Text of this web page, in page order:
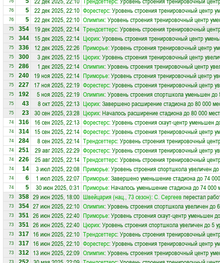
76
76 5 22 дек 2025, 22:10 Форестерс: Уровень строения тренировочный центр
76 5 22 дек 2025, 22:10 Олимпик: Уровень строения тренировочный центр
75 354 19 дек 2025, 22:14 Трендсеттерс: Уровень строения тренировочный
75 344 15 дек 2025, 22:14 Цюрих: Уровень строения тренировочный центр
75 336 12 дек 2025, 22:26 Приморье: Уровень строения тренировочный центр
75 300 3 дек 2025, 22:15 Цюрих: Уровень строения тренировочный центр
75 286 1 дек 2025, 22:14 Олимпик: Уровень строения тренировочный центр
75 240 19 ноя 2025, 22:14 Приморье: Уровень строения тренировочный центр
75 227 17 ноя 2025, 22:19 Форестерс: Уровень строения тренировочный центр
75 192 5 ноя 2025, 22:19 Олимпик: Уровень строения спортшкола уменьшен до
75 43 8 окт 2025, 22:13 Цюрих: Завершено расширение стадиона до 80 000
75 23 30 сен 2025, 23:28 Цюрих: Началось расширение стадиона до 80 000 мест
74 316 16 сен 2025, 22:13 Форестерс: Уровень строения скаут-центр уменьшен
74 314 15 сен 2025, 22:14 Форестерс: Уровень строения тренировочный центр
74 284 8 сен 2025, 22:14 Трендсеттерс: Уровень строения тренировочный
74 251 29 авг 2025, 22:29 Форестерс: Уровень строения тренировочный центр
74 226 25 авг 2025, 22:14 Трендсеттерс: Уровень строения тренировочный
74 14 3 июл 2025, 22:08 Приморье: Уровень строения спортшкола увеличен
74 6 1 июл 2025, 22:07 Приморье: Завершено уменьшение стадиона до 74
74 5 30 июн 2025, 0:31 Приморье: Началось уменьшение стадиона до 74 000
73 358 29 июн 2025, 18:00 Швейцария (нац., 73 сезон): С. Сергеевперестал
73 354 27 июн 2025, 22:10 Олимпик: Уровень строения спортшкола увеличен до
73 351 26 июн 2025, 22:40 Приморье: Уровень строения скаут-центр уменьшен
73 351 26 июн 2025, 22:40 Цюрих: Уровень строения спортшкола увеличен до 5
73 317 16 июн 2025, 22:10 Трендсеттерс: Уровень строения тренировочный
73 317 16 июн 2025, 22:10 Форестерс: Уровень строения тренировочный центр
73 312 13 июн 2025, 22:09 Олимпик: Уровень строения тренировочный центр
73